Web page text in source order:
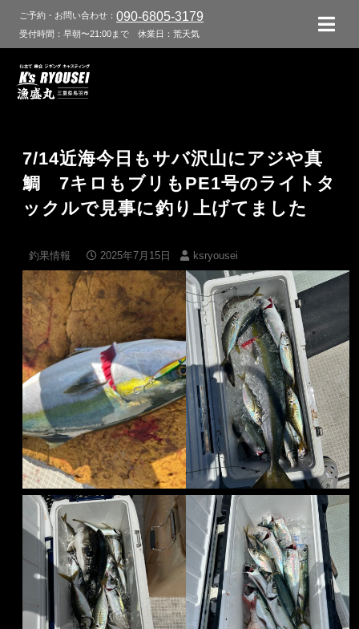
ご予約・お問い合わせ： 090-6805-3179
受付時間：早朝〜21:00まで 休業日：荒天気
7/14近海今日もサバ沢山にアジや真
鯛 7キロもブリもPE1号のライトタ
ックルで見事に釣り上げてました
釣果情報 2025年7月15日 ksryousei